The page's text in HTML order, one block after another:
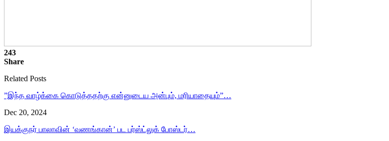
243
Share
Related Posts
”இந்த வாழ்க்கை கொடுத்ததற்கு என்னுடைய அன்பும், மரியாதையும்”…
Dec 20, 2024
இயக்குநர் பாலாவின் ‘வணங்கான்’ பட பர்ஸ்ட்லுக் போஸ்டர்…